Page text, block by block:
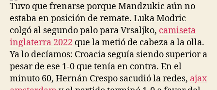
Tuvo que frenarse porque Mandzukic aún no
estaba en posición de remate. Luka Modric
colgó al segundo palo para Vrsaljko, camiseta
inglaterra 2022 que la metió de cabeza a la olla.
Ya lo decíamos: Croacia seguía siendo superior a
pesar de ese 1-0 que tenía en contra. En el
minuto 60, Hernán Crespo sacudió la redes, ajax